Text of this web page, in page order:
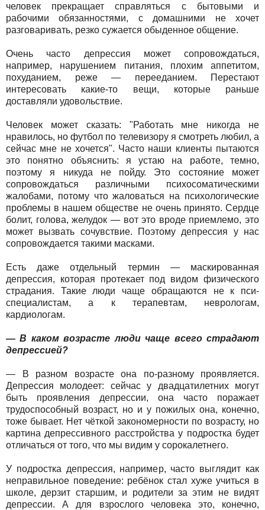
человек прекращает справляться с бытовыми и
рабочими обязанностями, с домашними не хочет
разговаривать, резко сужается обыденное общение.
Очень часто депрессия может сопровождаться,
например, нарушением питания, плохим аппетитом,
похуданием, реже — перееданием. Перестают
интересовать какие-то вещи, которые раньше
доставляли удовольствие.
Человек может сказать: "Работать мне никогда не
нравилось, но футбол по телевизору я смотреть любил, а
сейчас мне не хочется". Часто наши клиенты пытаются
это понятно объяснить: я устаю на работе, темно,
поэтому я никуда не пойду. Это состояние может
сопровождаться различными психосоматическими
жалобами, потому что жаловаться на психологические
проблемы в нашем обществе не очень принято. Сердце
болит, голова, желудок — вот это вроде приемлемо, это
может вызвать сочувствие. Поэтому депрессия у нас
сопровождается такими масками.
Есть даже отдельный термин — маскированная
депрессия, которая протекает под видом физического
страдания. Такие люди чаще обращаются не к пси-
специалистам, а к терапевтам, неврологам,
кардиологам.
— В каком возрасте люди чаще всего страдают
депрессией?
— В разном возрасте она по-разному проявляется.
Депрессия молодеет: сейчас у двадцатилетних могут
быть проявления депрессии, она часто поражает
трудоспособный возраст, но и у пожилых она, конечно,
тоже бывает. Нет чёткой закономерности по возрасту, но
картина депрессивного расстройства у подростка будет
отличаться от того, что мы видим у сорокалетнего.
У подростка депрессия, например, часто выглядит как
неправильное поведение: ребёнок стал хуже учиться в
школе, дерзит старшим, и родители за этим не видят
депрессии. А для взрослого человека это, конечно,